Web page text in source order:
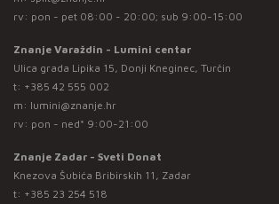
rv: pon - pet 08:00 - 20:00; sub 9:00-15:00
Znanje Varaždin - Lumini centar
Ulica grada Lipika 15, Donji Kneginec, Turčin
t: +385 42 555 002
m: lumini@znanje.hr
rv: pon - ned* 9:00-21:00
Znanje Zadar - Sveti Donat
Knezova Šubića Bribirskih 11, Zadar
t: +385 23 254 518